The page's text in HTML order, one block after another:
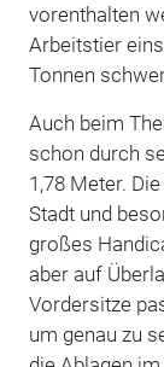
vorenthalten
Arbeitstier
Tonnen
Auch beim
schon durch
1,78 Meter.
Stadt und
großes
aber auf
Vordersitze
um genau zu